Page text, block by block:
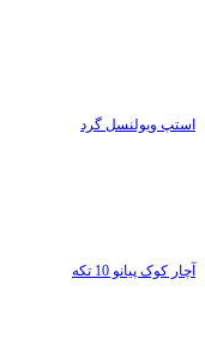
استپ ویولنسل گرد
آچار کوک پیانو 10 تکه